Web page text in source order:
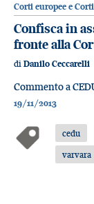
Corti europee e
Confisca in
fronte alla
di Danilo Ceccarelli
Commento a
19/11/2013
cedu
varvara